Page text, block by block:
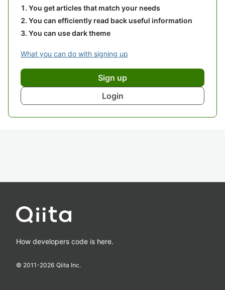
You get articles that match your needs
You can efficiently read back useful information
You can use dark theme
What you can do with signing up
Sign up
Login
How developers code is here.
© 2011-2026 Qiita Inc.